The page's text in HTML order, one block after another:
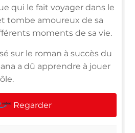
qui le fait voyager dans le
tombe amoureux de sa
moments de sa vie.
sur le roman à succès du
a dû apprendre à jouer
Regarder